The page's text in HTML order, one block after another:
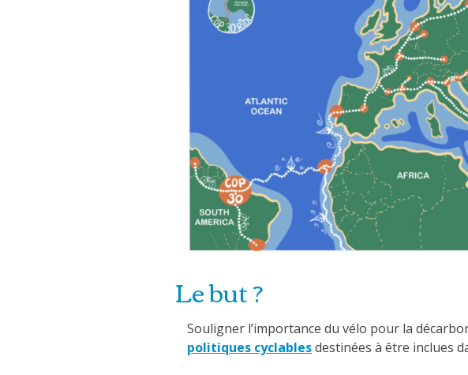
Le but ?
Souligner l’importance du vélo pour la
politiques cyclablesdestinées à être inclues